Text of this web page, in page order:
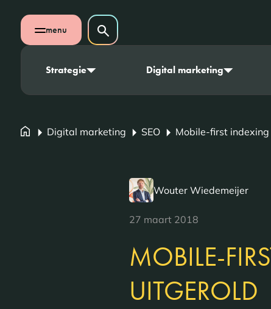
Navigatie overslaan
Open mobiel menu
menu Zoeken op website
Zoeken
Strategie Digital marketing
Digital marketing SEO Mobile-first
Wouter Wiedemeijer
27 maart 2018
MOBILE-
UITGEROLD